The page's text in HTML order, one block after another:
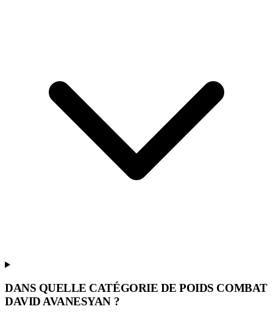
DANS QUELLE CATÉGORIE DE POIDS COMBAT
DAVID AVANESYAN ?